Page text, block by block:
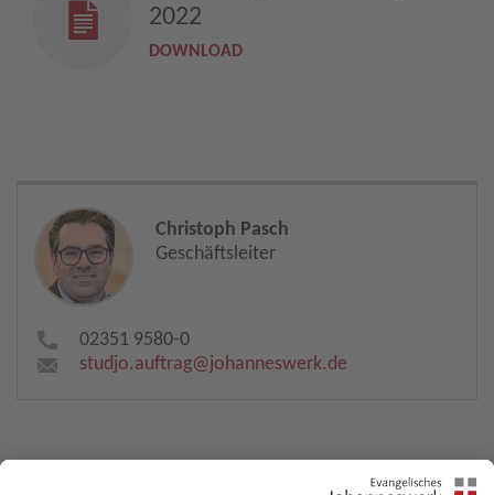
2022
DOWNLOAD
Christoph Pasch
Geschäftsleiter
02351 9580-0
studjo.auftrag​@johanneswerk.de